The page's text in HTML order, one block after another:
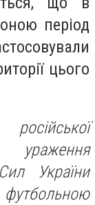
період
цього
ураження
України